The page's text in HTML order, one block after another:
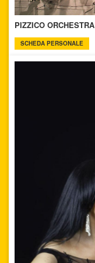
PIZZICO ORCHESTRA
SCHEDA PERSONALE